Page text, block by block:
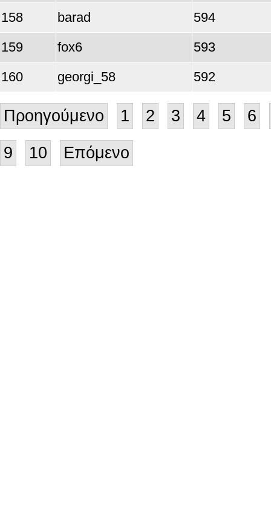
158
barad
594
159
fox6
593
160
georgi_58 592
Προηγούμενο 1 2 3 4 5 6
9 10 Επόμενο